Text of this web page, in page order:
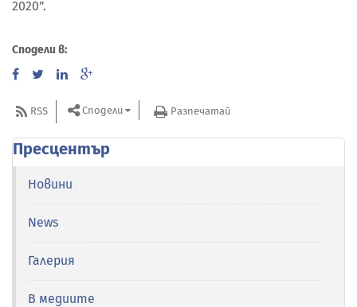
2020”.
Сподели в:
RSS Сподели Разпечатай
Пресцентър
Новини
News
Галерия
В медиите